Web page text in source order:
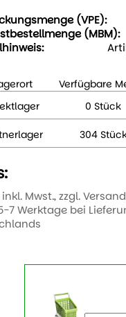
(VPE):
(MBM):
Verfügbare
0 Stück
304
Mwst., zzgl. Versand
7 Werktage bei